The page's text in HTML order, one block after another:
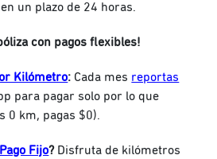
un plazo de 24 horas.
con pagos flexibles!
Kilómetro: Cada mes reportas
para pagar solo por lo que
0 km, pagas $0).
Pago Fijo?Disfruta de kilómetros